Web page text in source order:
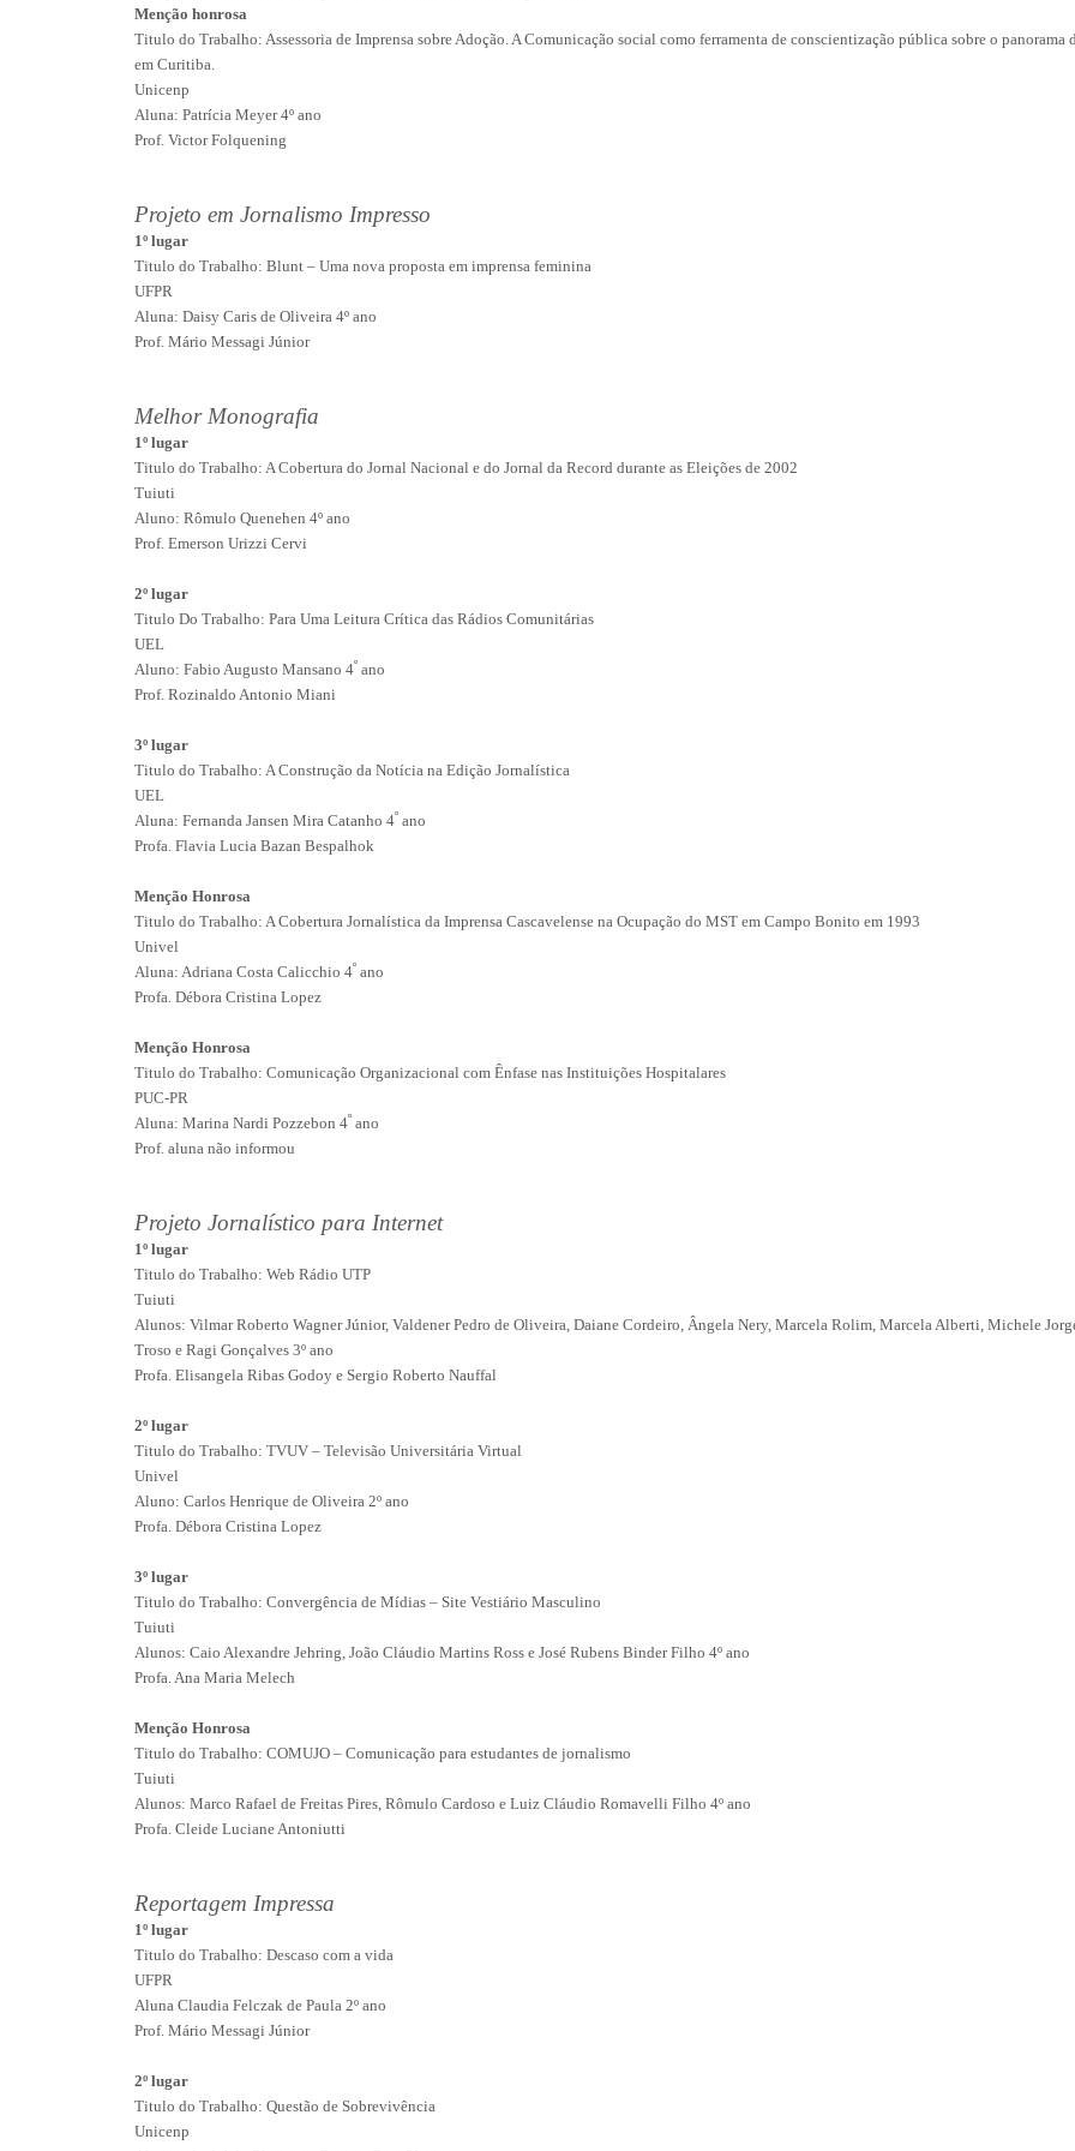
Menção honrosa
Titulo do Trabalho: Assessoria de Imprensa sobre Adoção. A Comunicação social como ferramenta de conscientização pública sobre o panorama
em Curitiba.
Unicenp
Aluna: Patrícia Meyer 4º ano
Prof. Victor Folquening
Projeto em Jornalismo Impresso
1º lugar
Titulo do Trabalho: Blunt – Uma nova proposta em imprensa feminina
UFPR
Aluna: Daisy Caris de Oliveira 4º ano
Prof. Mário Messagi Júnior
Melhor Monografia
1º lugar
Titulo do Trabalho: A Cobertura do Jornal Nacional e do Jornal da Record durante as Eleições de 2002
Tuiuti
Aluno: Rômulo Quenehen 4º ano
Prof. Emerson Urizzi Cervi
2º lugar
Titulo Do Trabalho: Para Uma Leitura Crítica das Rádios Comunitárias
UEL
Aluno: Fabio Augusto Mansano 4º ano
Prof. Rozinaldo Antonio Miani
3º lugar
Titulo do Trabalho: A Construção da Notícia na Edição Jornalística
UEL
Aluna: Fernanda Jansen Mira Catanho 4º ano
Profa. Flavia Lucia Bazan Bespalhok
Menção Honrosa
Titulo do Trabalho: A Cobertura Jornalística da Imprensa Cascavelense na Ocupação do MST em Campo Bonito em 1993
Univel
Aluna: Adriana Costa Calicchio 4º ano
Profa. Débora Cristina Lopez
Menção Honrosa
Titulo do Trabalho: Comunicação Organizacional com Ênfase nas Instituições Hospitalares
PUC-PR
Aluna: Marina Nardi Pozzebon 4º ano
Prof. aluna não informou
Projeto Jornalístico para Internet
1º lugar
Titulo do Trabalho: Web Rádio UTP
Tuiuti
Alunos: Vilmar Roberto Wagner Júnior, Valdener Pedro de Oliveira, Daiane Cordeiro, Ângela Nery, Marcela Rolim, Marcela Alberti, Michele
Troso e Ragi Gonçalves 3º ano
Profa. Elisangela Ribas Godoy e Sergio Roberto Nauffal
2º lugar
Titulo do Trabalho: TVUV – Televisão Universitária Virtual
Univel
Aluno: Carlos Henrique de Oliveira 2º ano
Profa. Débora Cristina Lopez
3º lugar
Titulo do Trabalho: Convergência de Mídias – Site Vestiário Masculino
Tuiuti
Alunos: Caio Alexandre Jehring, João Cláudio Martins Ross e José Rubens Binder Filho 4º ano
Profa. Ana Maria Melech
Menção Honrosa
Titulo do Trabalho: COMUJO – Comunicação para estudantes de jornalismo
Tuiuti
Alunos: Marco Rafael de Freitas Pires, Rômulo Cardoso e Luiz Cláudio Romavelli Filho 4º ano
Profa. Cleide Luciane Antoniutti
Reportagem Impressa
1º lugar
Titulo do Trabalho: Descaso com a vida
UFPR
Aluna Claudia Felczak de Paula 2º ano
Prof. Mário Messagi Júnior
2º lugar
Titulo do Trabalho: Questão de Sobrevivência
Unicenp